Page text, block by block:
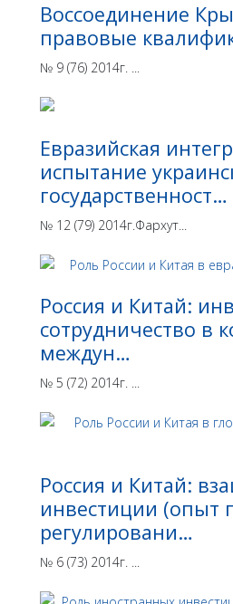
Воссоединение
правовые
№ 9 (76) 2014г. ...
Евразийская
испытание
государственност…
№ 12 (79) 2014г.Фархут...
Россия и Китай:
сотрудничество в
междун…
№ 5 (72) 2014г. ...
Россия и Китай:
инвестиции (опыт
регулировани…
№ 6 (73) 2014г. ...